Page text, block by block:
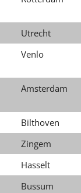
Utrecht
Venlo
Amsterdam
Bilthoven
Zingem
Hasselt
Bussum